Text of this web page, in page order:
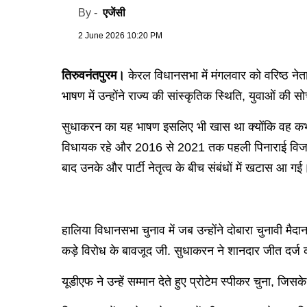
By -एजेंसी
2 June 2026 10:20 PM
तिरुवनंतपुरम।केरल विधानसभा में मंगलवार को वरिष्ठ
भाषण में उन्होंने राज्य की सांस्कृतिक स्थिति, युवाओं की
सुधाकरन का यह भाषण इसलिए भी खास था क्योंकि
विधायक रहे और 2016 से 2021 तक पहली पिनाराई
बाद उनके और पार्टी नेतृत्व के बीच संबंधों में खटास आ
हालिया विधानसभा चुनाव में जब उन्होंने दोबारा चुनावी
कड़े विरोध के बावजूद जी. सुधाकरन ने शानदार जीत दर्ज
यूडीएफ ने उन्हें सम्मान देते हुए प्रोटेम स्पीकर चुना,